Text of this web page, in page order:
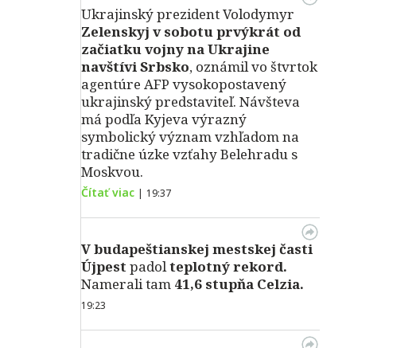
Ukrajinský prezident Volodymyr
Zelenskyj v sobotu prvýkrát od
začiatku vojny na Ukrajine
navštívi Srbsko, oznámil vo štvrtok
agentúre AFP vysokopostavený
ukrajinský predstaviteľ. Návšteva
má podľa Kyjeva výrazný
symbolický význam vzhľadom na
tradične úzke vzťahy Belehradu s
Moskvou.
Čítať viac | 19:37
Vbudapeštianskej mestskej časti
Újpestpadolteplotný rekord.
Namerali tam 41,6 stupňa Celzia.
19:23